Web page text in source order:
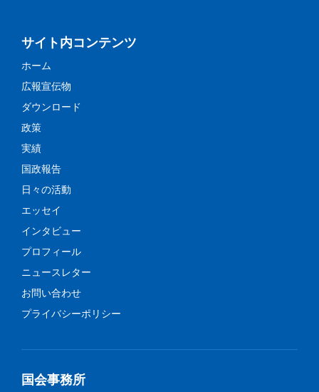
サイト内コンテンツ
ホーム
広報宣伝物
ダウンロード
政策
実績
国政報告
日々の活動
エッセイ
インタビュー
プロフィール
ニュースレター
お問い合わせ
プライバシーポリシー
国会事務所